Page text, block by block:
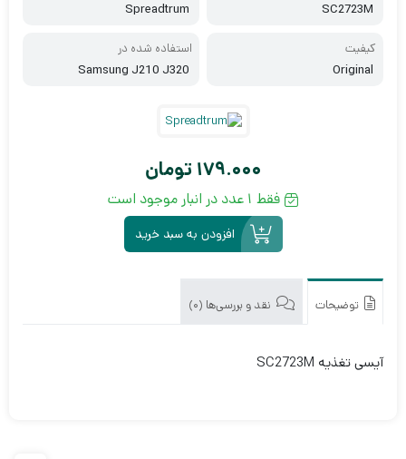
SC2723M
Spreadtrum
کیفیت
Original
استفاده شده در
Samsung J210 J320
179.000 تومان
فقط 1 عدد در انبار موجود است
افزودن به سبد خرید
توضیحات نقد و بررسی‌ها (0)
آیسی تغذیه SC2723M